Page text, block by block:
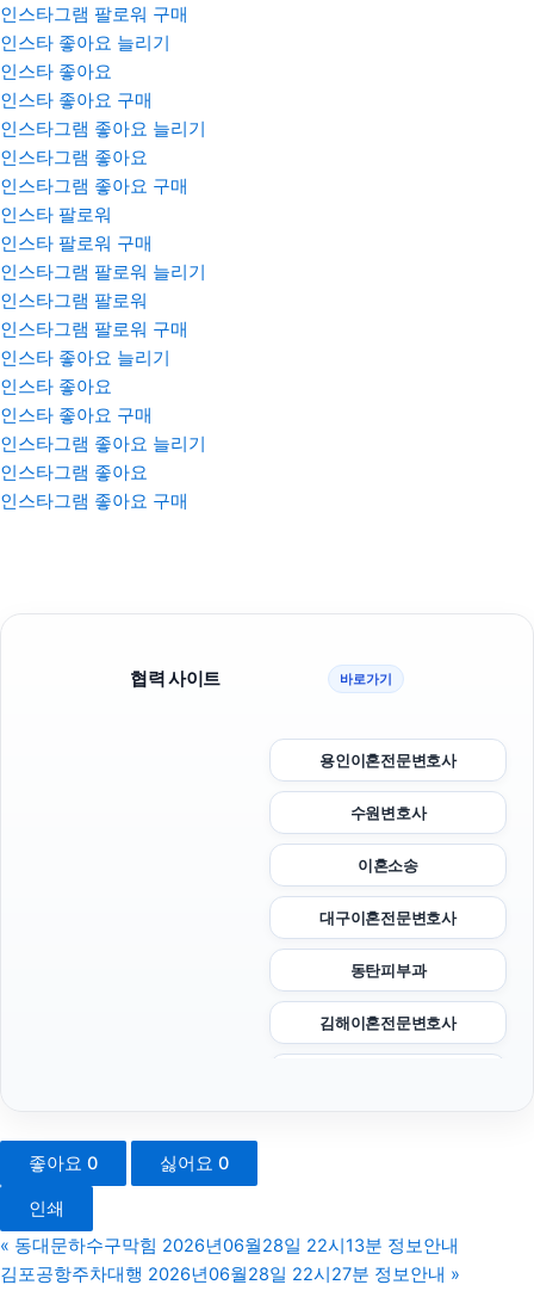
인스타그램 팔로워 구매
인스타 좋아요 늘리기
인스타 좋아요
인스타 좋아요 구매
인스타그램 좋아요 늘리기
인스타그램 좋아요
인스타그램 좋아요 구매
인스타 팔로워
인스타 팔로워 구매
인스타그램 팔로워 늘리기
인스타그램 팔로워
인스타그램 팔로워 구매
인스타 좋아요 늘리기
인스타 좋아요
인스타 좋아요 구매
인스타그램 좋아요 늘리기
인스타그램 좋아요
인스타그램 좋아요 구매
협력 사이트 바로가기
용인이혼전문변호사
수원변호사
이혼소송
대구이혼전문변호사
동탄피부과
김해이혼전문변호사
카드현금화
좋아요 0 싫어요 0
인쇄
« 동대문하수구막힘 2026년06월28일 22시13분 정보안내
김포공항주차대행 2026년06월28일 22시27분 정보안내 »